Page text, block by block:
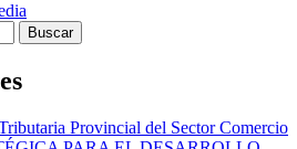
Provincial del Sector Comercio